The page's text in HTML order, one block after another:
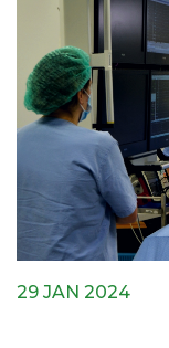
29 JAN 2024